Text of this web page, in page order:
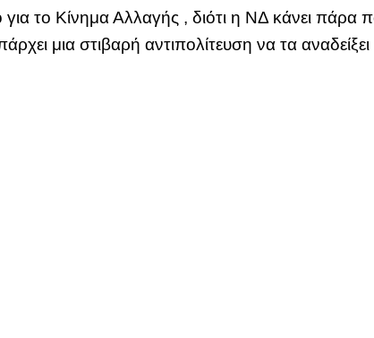
το Κίνημα Αλλαγής , διότι η ΝΔ κάνει πάρα
μια στιβαρή αντιπολίτευση να τα